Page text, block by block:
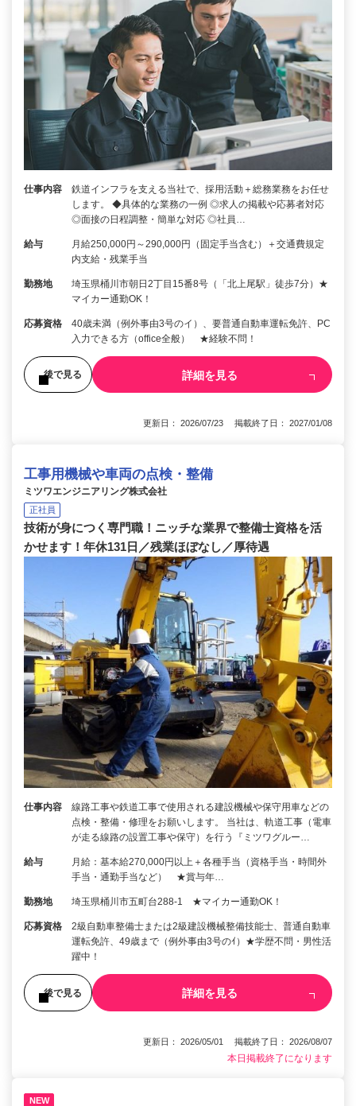
仕事内容
鉄道インフラを支える当社で、採用活動＋総務業務をお任せ
します。 ◆具体的な業務の一例 ◎求人の掲載や応募者対応
◎面接の日程調整・簡単な対応 ◎社員…
給与
月給250,000円～290,000円（固定手当含む）＋交通費規定
内支給・残業手当
勤務地
埼玉県桶川市朝日2丁目15番8号（「北上尾駅」徒歩7分）★
マイカー通勤OK！
応募資格
40歳未満（例外事由3号のイ）、要普通自動車運転免許、PC
入力できる方（office全般） ★経験不問！
後で見る 詳細を見る
更新日： 2026/07/23 掲載終了日： 2027/01/08
工事用機械や車両の点検・整備
ミツワエンジニアリング株式会社
正社員
技術が身につく専門職！ニッチな業界で整備士資格を活
かせます！年休131日／残業ほぼなし／厚待遇
仕事内容
線路工事や鉄道工事で使用される建設機械や保守用車などの
点検・整備・修理をお願いします。 当社は、軌道工事（電車
が走る線路の設置工事や保守）を行う『ミツワグルー…
給与
月給：基本給270,000円以上＋各種手当（資格手当・時間外
手当・通勤手当など） ★賞与年…
勤務地 埼玉県桶川市五町台288‐1 ★マイカー通勤OK！
応募資格
2級自動車整備士または2級建設機械整備技能士、普通自動車
運転免許、49歳まで（例外事由3号のｲ）★学歴不問・男性活
躍中！
後で見る 詳細を見る
更新日： 2026/05/01 掲載終了日： 2026/08/07
本日掲載終了になります
NEW